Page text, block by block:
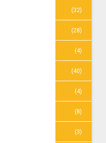
(32)
(28)
(4)
(40)
(4)
(8)
(3)